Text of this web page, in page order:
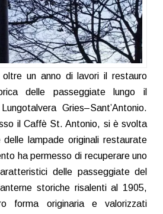
un anno di lavori il restauro
delle passeggiate lungo il
Gries–Sant’Antonio.
il Caffè St. Antonio, si è svolta
delle lampade originali restaurate
ha permesso di recuperare uno
delle passeggiate del
storiche risalenti al 1905,
forma originaria e valorizzati